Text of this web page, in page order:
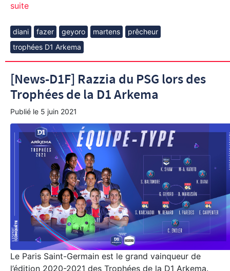
suite
diani fazer geyoro martens
prêcheur
trophées D1 Arkema
[News-D1F] Razzia du PSG lors des
Trophées de la D1 Arkema
Publié le 5 juin 2021
Le Paris Saint-Germain est le grand vainqueur de
l’édition 2020-2021 des Trophées de la D1 Arkema.